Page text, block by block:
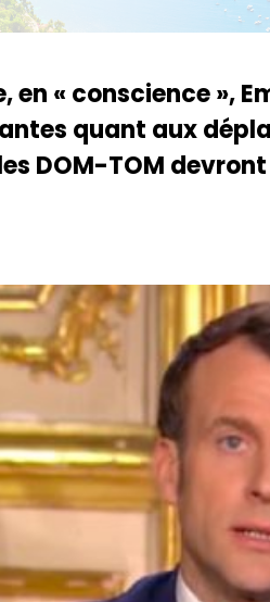
en « conscience »,
quant aux
DOM-TOM